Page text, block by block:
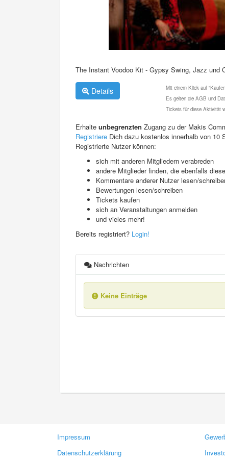
The Instant Voodoo Kit - Gypsy Swing, Jazz und
Details
Mit einem Klick auf
Es gelten die AGB und
Tickets für diese Aktivität
Erhalte unbegrenzten Zugang zu der Makis
Registriere Dich dazu kostenlos innerhalb von 10
Registrierte Nutzer können:
sich mit anderen Mitgliedern verabreden
andere Mitglieder finden, die ebenfalls
Kommentare anderer Nutzer lesen/
Bewertungen lesen/schreiben
Tickets kaufen
sich an Veranstaltungen anmelden
und vieles mehr!
Bereits registriert? Login!
Nachrichten
Keine Einträge
Impressum
Datenschutzerklärung